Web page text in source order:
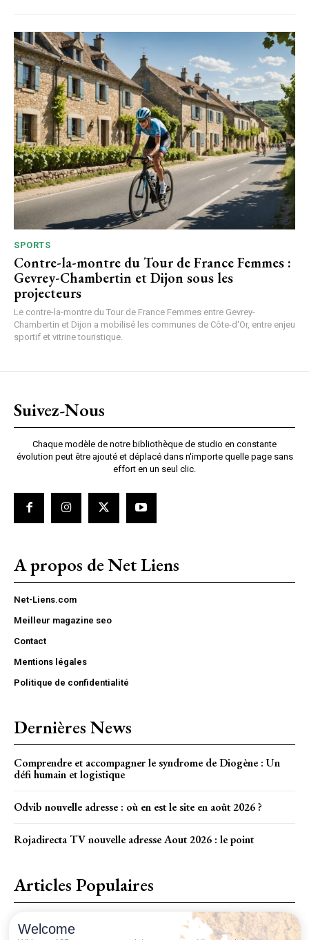
SPORTS
Contre-la-montre du Tour de France Femmes :
Gevrey-Chambertin et Dijon sous les
projecteurs
Le contre-la-montre du Tour de France Femmes entre Gevrey-
Chambertin et Dijon a mobilisé les communes de Côte-d'Or, entre enjeu
sportif et vitrine touristique.
Suivez-Nous
Chaque modèle de notre bibliothèque de studio en constante
évolution peut être ajouté et déplacé dans n'importe quelle page sans
effort en un seul clic.
A propos de Net Liens
Net-Liens.com
Meilleur magazine seo
Contact
Mentions légales
Politique de confidentialité
Dernières News
Comprendre et accompagner le syndrome de Diogène : Un
défi humain et logistique
Odvib nouvelle adresse : où en est le site en août 2026 ?
Rojadirecta TV nouvelle adresse Aout 2026 : le point
Articles Populaires
Comment transformer votre site B2B en une machine à générer
des leads ?
Welcome